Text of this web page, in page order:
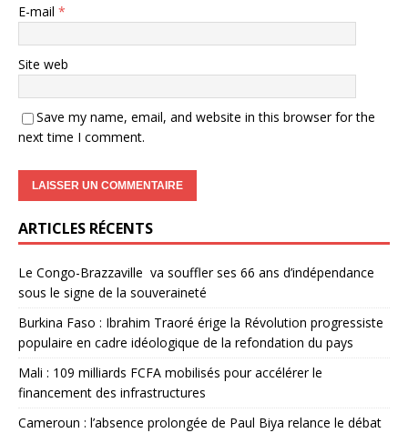
E-mail *
Site web
Save my name, email, and website in this browser for the
next time I comment.
ARTICLES RÉCENTS
Le Congo-Brazzaville va souffler ses 66 ans d’indépendance
sous le signe de la souveraineté
Burkina Faso : Ibrahim Traoré érige la Révolution progressiste
populaire en cadre idéologique de la refondation du pays
Mali : 109 milliards FCFA mobilisés pour accélérer le
financement des infrastructures
Cameroun : l’absence prolongée de Paul Biya relance le débat